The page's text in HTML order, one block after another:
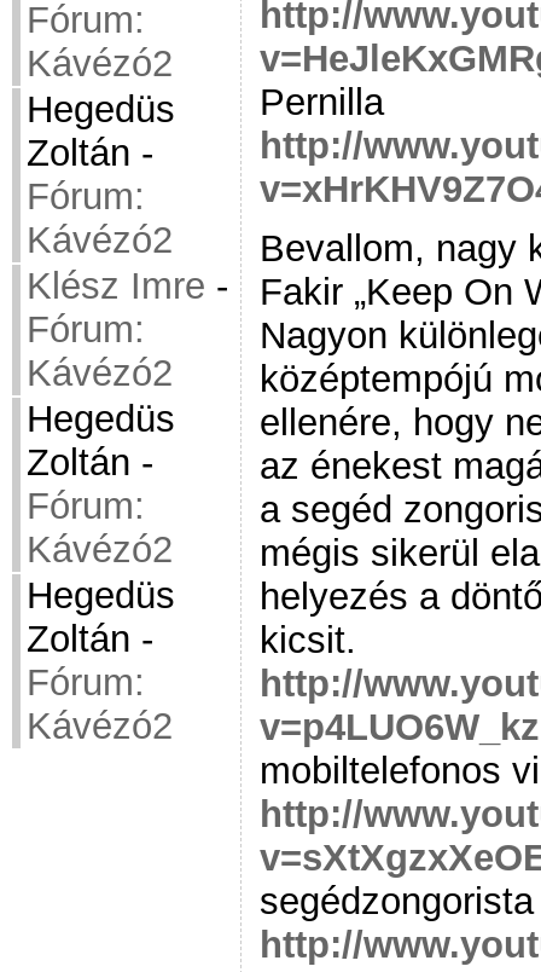
Fórum:
Kávézó2
Hegedüs
Zoltán -
Fórum:
Kávézó2
Klész Imre -
Fórum:
Kávézó2
Hegedüs
Zoltán -
Fórum:
Kávézó2
Hegedüs
Zoltán -
Fórum:
Kávézó2
http://
Pernilla
http://
Bevallom, nagy
Fakir „Keep On
Nagyon
középtempójú
ellenére, hogy
az énekest
a segéd
mégis sikerül
helyezés a
kicsit.
http://
mobiltelefonos
http://
http://